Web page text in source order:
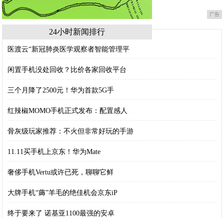
广告
24小时新闻排行
医渡云“新冠肺炎医学观察者智能管理平
闲置手机没处回收？比价各家回收平台
三个月降了2500元！华为首款5G手
红辣椒MOMO手机正式发布：配置感人
骨灰级玩家推荐：不火但非常好玩的手游
11.11买手机上京东！华为Mate
奢侈手机Vertu或许已死，聊聊它鲜
大牌手机“薅”羊毛的绝佳机会京东iP
终于要来了 诺基亚1100最强的安卓